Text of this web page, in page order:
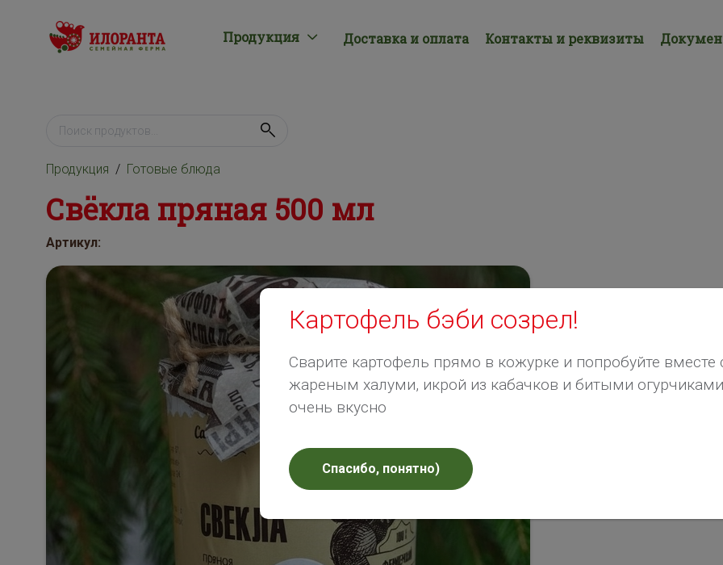
Продукция Доставка и оплата Контакты и реквизиты
Продукция Готовые блюда
Свёкла пряная 500 мл
Артикул:
Картофель бэби созрел!
Сварите картофель прямо в кожурке и попробуйте вместе
жареным халуми, икрой из кабачков и битыми огурчиками
очень вкусно
Спасибо, понятно)